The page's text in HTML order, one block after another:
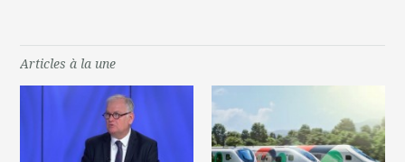
Articles à la une